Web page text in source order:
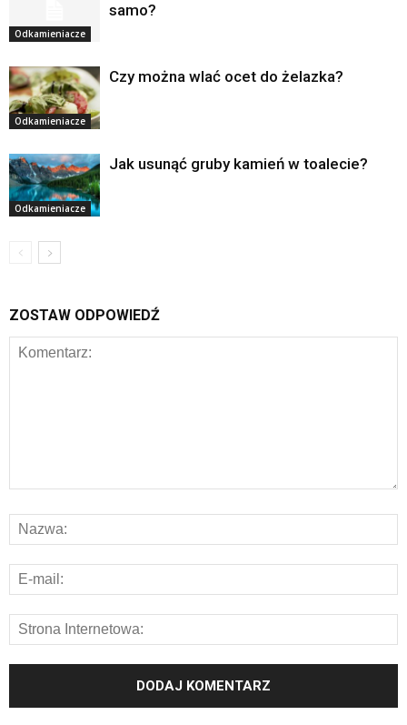
Odkamieniacze
samo?
Odkamieniacze
Czy można wlać ocet do żelazka?
Odkamieniacze
Jak usunąć gruby kamień w toalecie?
ZOSTAW ODPOWIEDŹ